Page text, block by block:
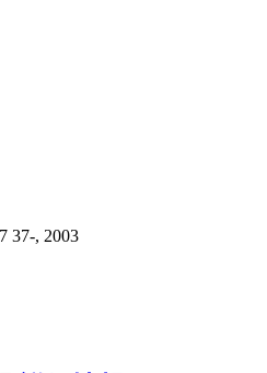
37-, 2003